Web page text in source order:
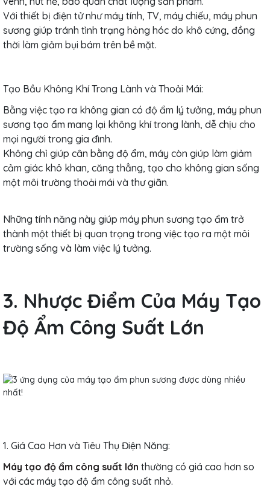
Với thiết bị điện tử như máy tính, TV, máy chiếu, máy phun
sương giúp tránh tình trạng hỏng hóc do khô cứng, đồng
thời làm giảm bụi bám trên bề mặt.
Tạo Bầu Không Khí Trong Lành và Thoải Mái:
Bằng việc tạo ra không gian có độ ẩm lý tưởng, máy phun
sương tạo ẩm mang lại không khí trong lành, dễ chịu cho
mọi người trong gia đình.
Không chỉ giúp cân bằng độ ẩm, máy còn giúp làm giảm
cảm giác khô khan, căng thẳng, tạo cho không gian sống
một môi trường thoải mái và thư giãn.
Những tính năng này giúp máy phun sương tạo ẩm trở
thành một thiết bị quan trọng trong việc tạo ra một môi
trường sống và làm việc lý tưởng.
3. Nhược Điểm Của Máy Tạo
Độ Ẩm Công Suất Lớn
1. Giá Cao Hơn và Tiêu Thụ Điện Năng:
Máy tạo độ ẩm công suất lớn thường có giá cao hơn so
với các máy tạo độ ẩm công suất nhỏ.